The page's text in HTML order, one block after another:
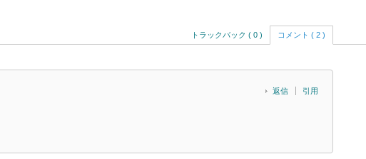
トラックバック ( 0 ) コメント ( 2 )
返信 引用